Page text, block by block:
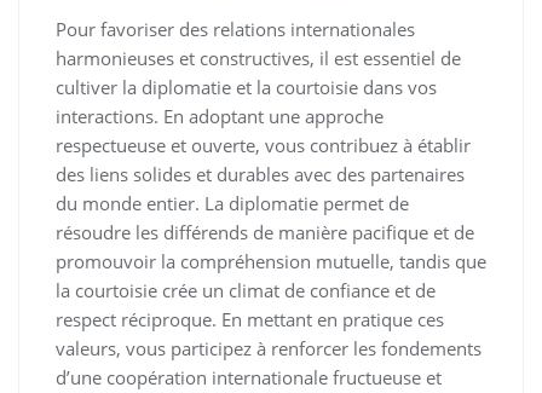
Pour favoriser des relations internationales
harmonieuses et constructives, il est essentiel de
cultiver la diplomatie et la courtoisie dans vos
interactions. En adoptant une approche
respectueuse et ouverte, vous contribuez à établir
des liens solides et durables avec des partenaires
du monde entier. La diplomatie permet de
résoudre les différends de manière pacifique et de
promouvoir la compréhension mutuelle, tandis que
la courtoisie crée un climat de confiance et de
respect réciproque. En mettant en pratique ces
valeurs, vous participez à renforcer les fondements
d’une coopération internationale fructueuse et